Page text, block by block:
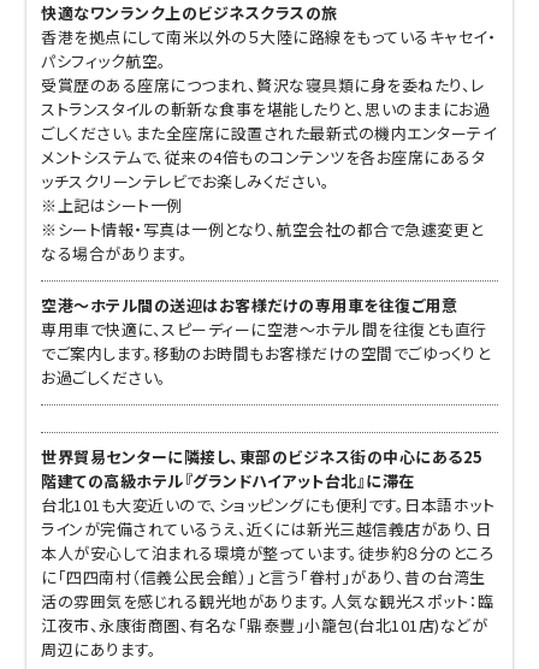
快適なワンランク上のビジネスクラスの旅
香港を拠点にして南米以外の５大陸に路線をもっているキャセイ・
パシフィック航空。
受賞歴のある座席につつまれ、贅沢な寝具類に身を委ねたり、レ
ストランスタイルの斬新な食事を堪能したりと、思いのままにお過
ごしください。また全座席に設置された最新式の機内エンターテイ
メントシステムで、従来の4倍ものコンテンツを各お座席にあるタ
ッチスクリーンテレビでお楽しみください。
※上記はシート一例
※シート情報・写真は一例となり、航空会社の都合で急遽変更と
なる場合があります。
空港～ホテル間の送迎はお客様だけの専用車を往復ご用意
専用車で快適に、スピーディーに空港～ホテル間を往復とも直行
でご案内します。移動のお時間もお客様だけの空間でごゆっくりと
お過ごしください。
世界貿易センターに隣接し、東部のビジネス街の中心にある25
階建ての高級ホテル『グランドハイアット台北』に滞在
台北101も大変近いので、ショッピングにも便利です。日本語ホット
ラインが完備されているうえ、近くには新光三越信義店があり、日
本人が安心して泊まれる環境が整っています。徒歩約８分のところ
に「四四南村（信義公民会館）」と言う「眷村」があり、昔の台湾生
活の雰囲気を感じれる観光地があります。人気な観光スポット：臨
江夜市、永康街商圏、有名な「鼎泰豐」小籠包(台北101店)などが
周辺にあります。